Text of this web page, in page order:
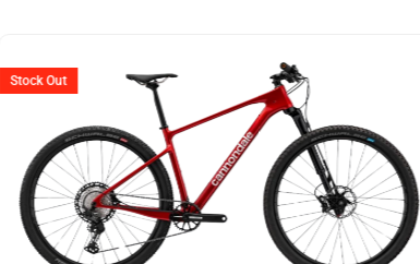
Stock Out
Preis
war:
CHF 5'199
ist: